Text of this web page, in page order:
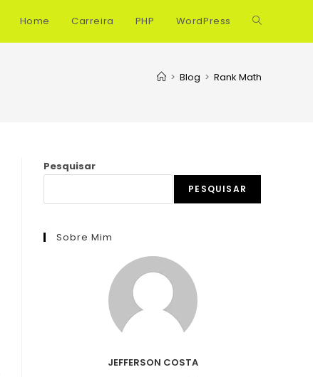
Home Carreira PHP WordPress Alternar
> Blog > Rank Math
Pesquisar
PESQUISAR
Sobre Mim
JEFFERSON COSTA